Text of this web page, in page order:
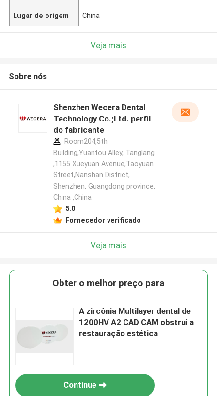
Lugar de origem China
Veja mais
Sobre nós
Shenzhen Wecera Dental
Technology Co.;Ltd. perfil
do fabricante
Room204,5th
Building,Yuantou Alley, Tanglang
,1155 Xueyuan Avenue,Taoyuan
Street,Nanshan District,
Shenzhen, Guangdong province,
China ,China
5.0
Fornecedor verificado
Veja mais
Obter o melhor preço para
A zircônia Multilayer dental de
1200HV A2 CAD CAM obstrui a
restauração estética
Continue